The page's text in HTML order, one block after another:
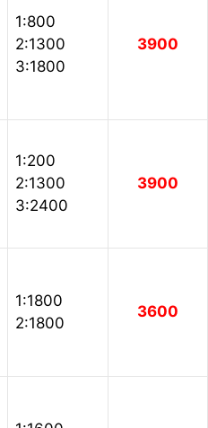
1:800
2:1300
3:1800
3900
1:200
2:1300
3:2400
3900
1:1800
2:1800
3600